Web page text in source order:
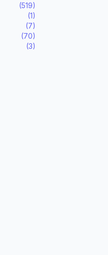
(519)
(1)
(7)
(70)
(3)